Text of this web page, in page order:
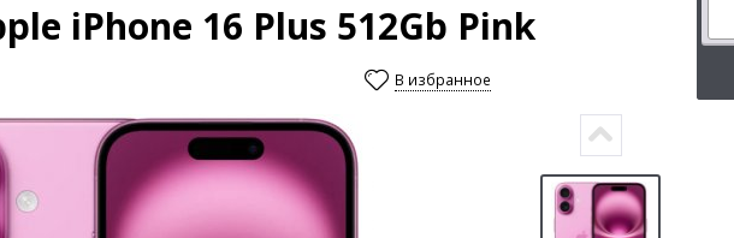
iPhone 16 Plus 512Gb Pink
В избранное